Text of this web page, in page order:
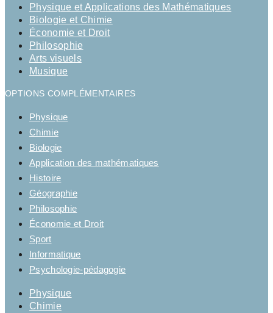
Physique et Applications des Mathématiques
Biologie et Chimie
Économie et Droit
Philosophie
Arts visuels
Musique
OPTIONS COMPLÉMENTAIRES
Physique
Chimie
Biologie
Application des mathématiques
Histoire
Géographie
Philosophie
Économie et Droit
Sport
Informatique
Psychologie-pédagogie
Physique
Chimie